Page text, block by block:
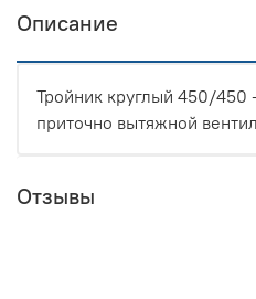
Описание
Тройник круглый 450/450
приточно вытяжной
Отзывы